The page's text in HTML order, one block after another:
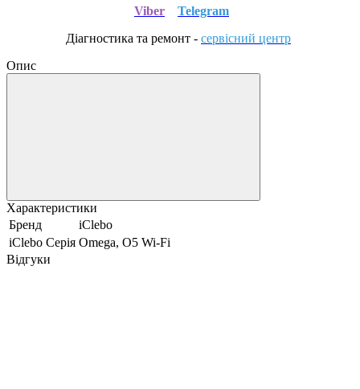
Viber
Telegram
Діагностика та ремонт - сервісний центр
Опис
Характеристики
Бренд
iClebo
iClebo Серія Omega, O5 Wi-Fi
Відгуки